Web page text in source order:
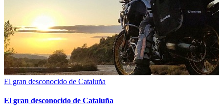
El gran desconocido de Cataluña
El gran desconocido de Cataluña